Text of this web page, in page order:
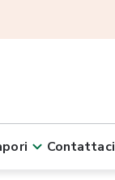
Contattaci